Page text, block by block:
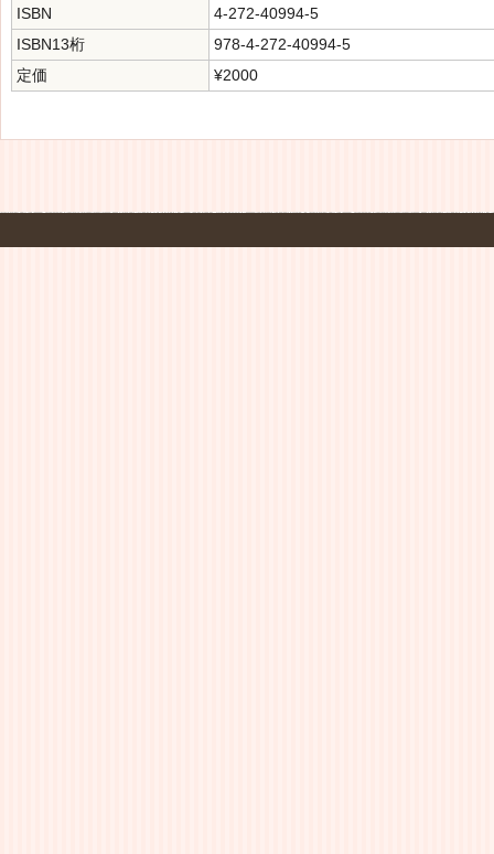
ISBN
4-272-40994-5
ISBN13桁
978-4-272-40994-5
定価
¥2000